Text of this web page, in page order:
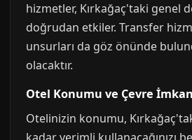
hizmetler, Kırkağaç'taki genel
doğrudan etkiler. Transfer
unsurları da göz önünde
olacaktır.
Otel Konumu ve Çevre
Otelinizin konumu,